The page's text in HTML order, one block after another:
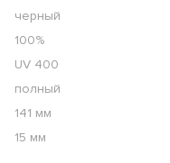
черный
100%
UV 400
полный
141 мм
15 мм